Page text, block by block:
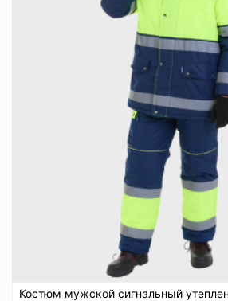
Костюм мужской сигнальный